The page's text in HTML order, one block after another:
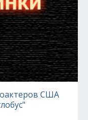
США